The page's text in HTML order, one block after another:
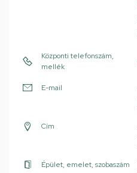
Központi telefonszám,
mellék
E-mail
Cím
Épület, emelet, szobaszám